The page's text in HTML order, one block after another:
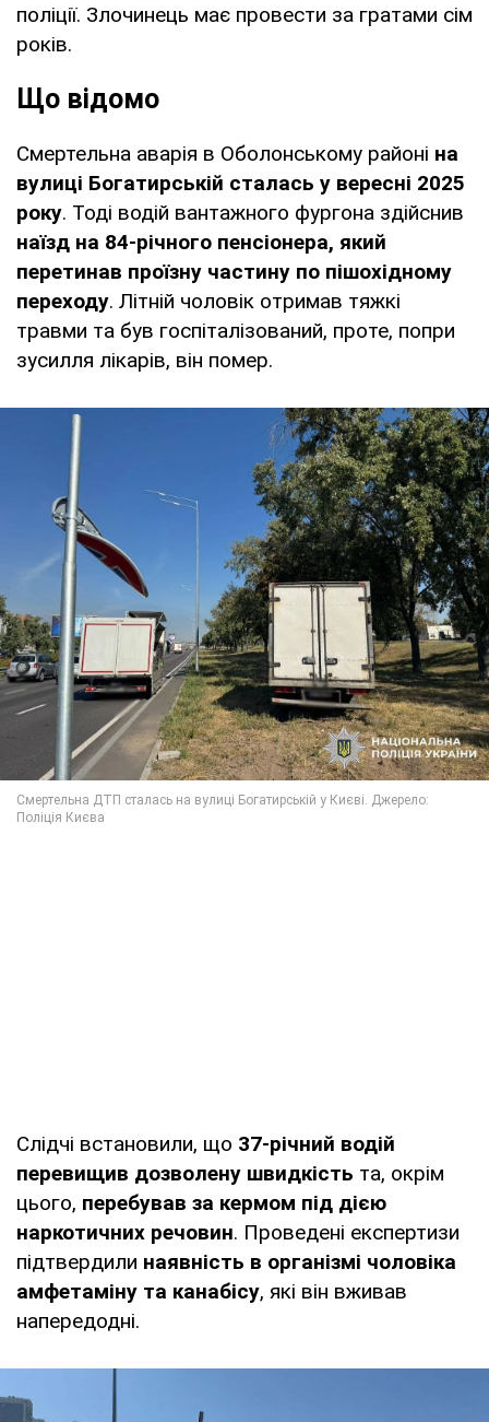
поліції. Злочинець має провести за гратами сім
років.
Що відомо
Смертельна аварія в Оболонському районі на
вулиці Богатирській сталась у вересні 2025
року. Тоді водій вантажного фургона здійснив
наїзд на 84-річного пенсіонера, який
перетинав проїзну частину по пішохідному
переходу. Літній чоловік отримав тяжкі
травми та був госпіталізований, проте, попри
зусилля лікарів, він помер.
Слідчі встановили, що 37-річний водій
перевищив дозволену швидкість та, окрім
цього, перебував за кермом під дією
наркотичних речовин. Проведені експертизи
підтвердили наявність в організмі чоловіка
амфетаміну та канабісу, які він вживав
напередодні.